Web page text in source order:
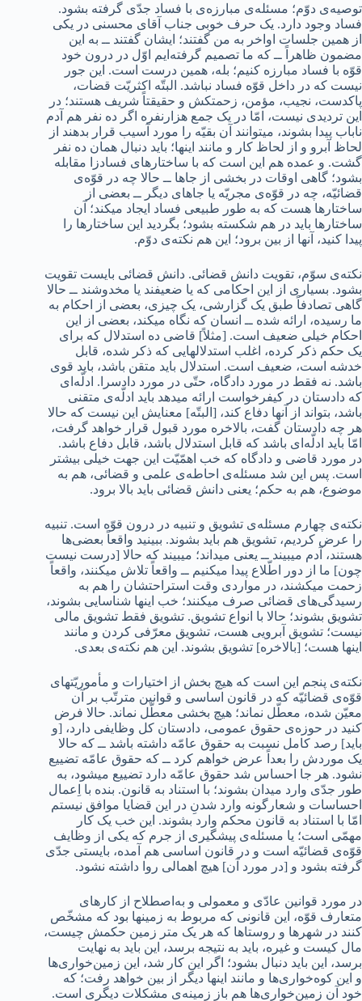
توصیه‌ی دوّم؛ مسئله‌ی مبارزه‌ی با فساد جدّی گرفته بشود.
فساد وجود دارد. یک حرف خوبی جناب آقای محسنی در یکی
از همین جلسات اواخر به من گفتند؛ ایشان گفتند ــ به این
مضمون ظاهراً ــ که ما تصمیم گرفته‌ایم اوّل در درون خود
قوّه با فساد مبارزه کنیم؛ بله، همین درست است. این جور
نیست که در داخل قوّه فساد نباشد. البتّه اکثریّت قضات،
پاکدست، نجیب، مؤمن، زحمتکش و حقیقتاً ‌شریف هستند؛ در
این تردیدی نیست، امّا در یک جمع هزارنفره اگر ده نفر هم آدم
ناباب پیدا بشوند، میتوانند آن بقیّه را مورد آسیب قرار بدهند از
لحاظ آبرو و از لحاظ کار و مانند اینها؛ باید دنبال همان ده نفر
گشت. و عمده هم این است که با ساختارهای فسادزا مقابله
بشود؛ گاهی اوقات در بخشی‌ از جاها ــ حالا چه در قوّه‌ی
قضائیّه، چه در قوّه‌ی مجریّه یا جاهای دیگر ــ بعضی از
ساختارها هست که به طور طبیعی فساد ایجاد میکند؛ آن
ساختارها باید در هم شکسته بشود؛ بگردید این ساختارها را
پیدا کنید، آنها از بین برود؛ این هم نکته‌ی دوّم.
نکته‌ی سوّم، تقویت دانش قضائی. دانش قضائی بایست تقویت
بشود. بسیاری از این احکامی که یا ضعیفند یا مخدوشند ــ حالا
گاهی تصادفاً طبق یک گزارشی، یک چیزی، بعضی از احکام به
ما رسیده، ارائه شده ــ انسان که نگاه میکند، بعضی از این
احکام خیلی ضعیف است. [مثلاً] قاضی ده استدلال که برای
یک حکم ذکر کرده، اغلب استدلالهایی که ذکر شده، قابل
خدشه است، ضعیف است. استدلال باید متقن باشد، باید قوی
باشد. نه فقط در مورد دادگاه، حتّی در مورد دادسرا. ادلّه‌ای
که دادستان در کیفرخواست ارائه میدهد باید ادلّه‌ی متقنی
باشد، بتواند از آنها دفاع کند، [البتّه] معنایش این نیست که حالا
هر چه دادستان گفت، بالاخره مورد قبول قرار خواهد گرفت،
امّا باید ادلّه‌ای باشد که قابل استدلال باشد، قابل دفاع باشد.
در مورد قاضی و دادگاه که خب اهمّیّت این جهت خیلی بیشتر
است. پس این شد مسئله‌ی احاطه‌ی علمی و قضائی، هم به
موضوع، هم به حکم؛ یعنی دانش قضائی باید بالا برود.
نکته‌ی چهارم مسئله‌ی تشویق و تنبیه در درون قوّه است. تنبیه
را عرض کردیم، تشویق هم باید بشوند. ببینید واقعاً بعضی‌ها
هستند، آدم میبیند ــ یعنی میداند؛ میبیند که حالا [درست نیست
چون] ما از دور اطّلاع پیدا میکنیم ــ واقعاً تلاش میکنند، واقعاً
زحمت میکشند، در مواردی وقت استراحتشان را هم به
رسیدگی‌های قضائی صرف میکنند؛ خب اینها شناسایی بشوند،
تشویق بشوند؛ حالا با انواع تشویق. تشویق فقط تشویق مالی
نیست؛ تشویق آبرویی هست، تشویق معرّفی کردن و مانند
اینها هست؛ [بالاخره] تشویق بشوند. این هم نکته‌ی بعدی.
نکته‌ی پنجم این است که هیچ بخش از اختیارات و مأموریّتهای
قوّه‌ی قضائیّه که در قانون اساسی و قوانین مترتّب بر آن
معیّن شده، معطّل نماند؛ هیچ بخشی معطّل نماند. حالا فرض
کنید در حوزه‌ی حقوق عمومی، دادستان کل وظایفی دارد، [و
باید] رصد کامل نسبت به حقوق عامّه داشته باشد ــ ‌که حالا
یک موردش را بعداً عرض خواهم کرد ــ که حقوق عامّه تضییع
نشود. هر جا احساس شد حقوق عامّه دارد تضییع میشود، به
طور جدّی وارد میدان بشوند؛ با استناد به قانون. بنده با اِعمال
احساسات و شعارگونه وارد شدنِ در این قضایا موافق نیستم
امّا با استناد به قانون محکم وارد بشوند. این خب یک کار
مهمّی است؛ یا مسئله‌ی پیشگیری از جرم که یکی از وظایف
قوّه‌ی قضائیّه است و در قانون اساسی هم آمده، بایستی جدّی
گرفته بشود و [در مورد آن] هیچ اهمالی روا داشته نشود.
در مورد قوانین عادّی و معمولی و به‌اصطلاح از کارهای
متعارف قوّه، این قانونی که مربوط به زمینها بود که مشخّص
کنند در شهرها و روستاها که هر یک متر زمین حکمش چیست،
مال کیست و غیره، باید به نتیجه برسد، این باید به نهایت
برسد، این باید دنبال بشود؛ اگر این کار شد، این زمین‌خواری‌ها
و این کوه‌خواری‌ها و مانند اینها دیگر از بین خواهد رفت؛ که
خود آن زمین‌خواری‌ها هم باز زمینه‌ی مشکلات دیگری است.